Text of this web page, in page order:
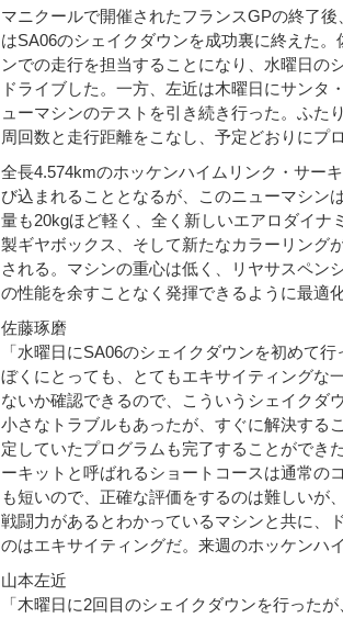
マニクールで開催されたフランスGPの終了
はSA06のシェイクダウンを成功裏に終えた
ンでの走行を担当することになり、水曜日の
ドライブした。一方、左近は木曜日にサンタ
ューマシンのテストを引き続き行った。ふた
周回数と走行距離をこなし、予定どおりにプ
全長4.574kmのホッケンハイムリンク・サー
び込まれることとなるが、このニューマシン
量も20kgほど軽く、全く新しいエアロダイナ
製ギヤボックス、そして新たなカラーリング
される。マシンの重心は低く、リヤサスペン
の性能を余すことなく発揮できるように最適
佐藤琢磨
「水曜日にSA06のシェイクダウンを初めて
ぼくにとっても、とてもエキサイティングな
ないか確認できるので、こういうシェイクダ
小さなトラブルもあったが、すぐに解決する
定していたプログラムも完了することができ
ーキットと呼ばれるショートコースは通常の
も短いので、正確な評価をするのは難しいが
戦闘力があるとわかっているマシンと共に、
のはエキサイティングだ。来週のホッケンハ
山本左近
「木曜日に2回目のシェイクダウンを行った